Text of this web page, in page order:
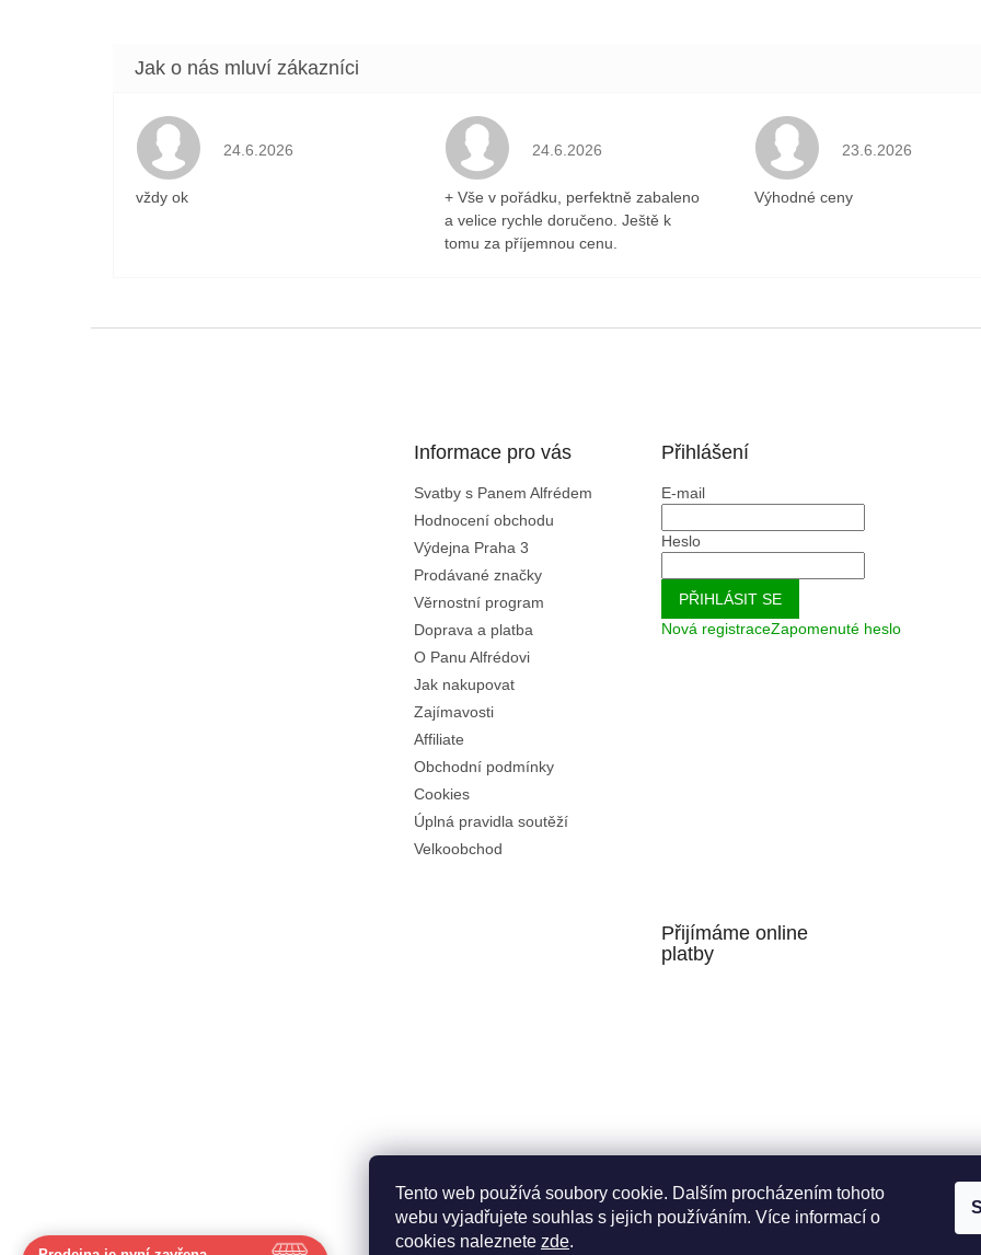
Tento web používá soubory cookie. Dalším procházením tohoto
webu vyjadřujete souhlas s jejich používáním. Více informací o
cookies naleznete zde.
Hodnocení obchodu je 5 z 5 hvězdiček.
24.6.2026
vždy ok
Hodnocení obchodu je 5 z 5 hvězdiček.
24.6.2026
+ Vše v pořádku, perfektně zabaleno
a velice rychle doručeno. Ještě k
tomu za příjemnou cenu.
Hodnocení
23.6.2026
Výhodné ceny
Informace pro vás
Svatby s Panem Alfrédem
Hodnocení obchodu
Výdejna Praha 3
Prodávané značky
Věrnostní program
Doprava a platba
O Panu Alfrédovi
Jak nakupovat
Zajímavosti
Affiliate
Obchodní podmínky
Cookies
Úplná pravidla soutěží
Velkoobchod
Přihlášení
E-mail
Heslo
PŘIHLÁSIT SE
Nová registraceZapomenuté heslo
Přijímáme online
platby
Facebook